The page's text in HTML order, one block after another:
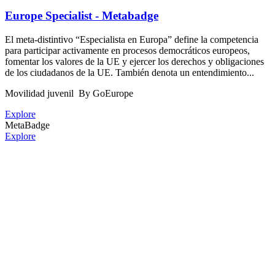
Europe Specialist - Metabadge
El meta-distintivo “Especialista en Europa” define la competencia
para participar activamente en procesos democráticos europeos,
fomentar los valores de la UE y ejercer los derechos y obligaciones
de los ciudadanos de la UE. También denota un entendimiento...
Movilidad juvenil By GoEurope
Explore
MetaBadge
Explore